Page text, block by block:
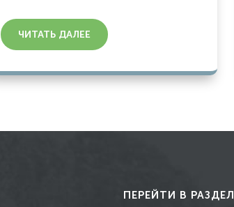
ЧИТАТЬ ДАЛЕЕ
ПЕРЕЙТИ В РАЗДЕЛ